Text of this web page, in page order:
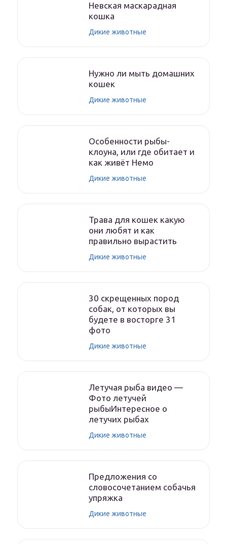
Невская маскарадная
кошка
Дикие животные
Нужно ли мыть домашних
кошек
Дикие животные
Особенности рыбы-
клоуна, или где обитает и
как живёт Немо
Дикие животные
Трава для кошек какую
они любят и как
правильно вырастить
Дикие животные
30 скрещенных пород
собак, от которых вы
будете в восторге 31
фото
Дикие животные
Летучая рыба видео —
Фото летучей
рыбыИнтересное о
летучих рыбах
Дикие животные
Предложения со
словосочетанием собачья
упряжка
Дикие животные